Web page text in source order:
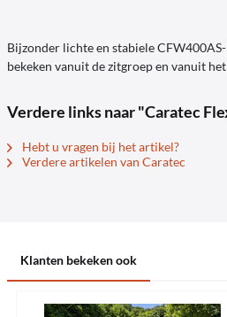
Bijzonder lichte en stabiele
bekeken vanuit de zitgroep en vanuit
Verdere links naar "Caratec
Hebt u vragen bij het artikel?
Verdere artikelen van Caratec
Klanten bekeken ook